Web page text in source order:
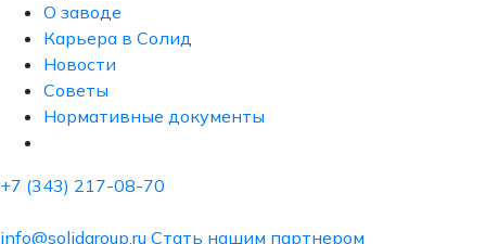
О заводе
Карьера в Солид
Новости
Советы
Нормативные документы
+7 (343) 217-08-70
info@solidgroup.ru Стать нашим партнером